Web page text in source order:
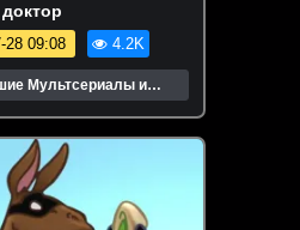
доктор
28 09:08 4.2K
Мультсериалы и
Мультфильмы